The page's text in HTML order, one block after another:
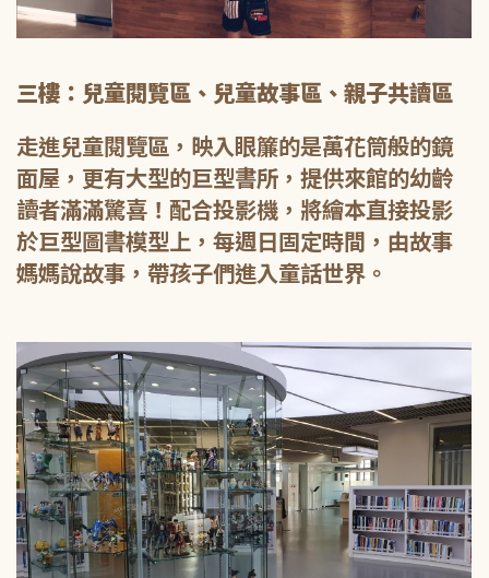
三樓：兒童閱覽區、兒童故事區、親子共讀區
走進兒童閱覽區，映入眼簾的是萬花筒般的鏡
面屋，更有大型的巨型書所，提供來館的幼齡
讀者滿滿驚喜！配合投影機，將繪本直接投影
於巨型圖書模型上，每週日固定時間，由故事
媽媽說故事，帶孩子們進入童話世界。